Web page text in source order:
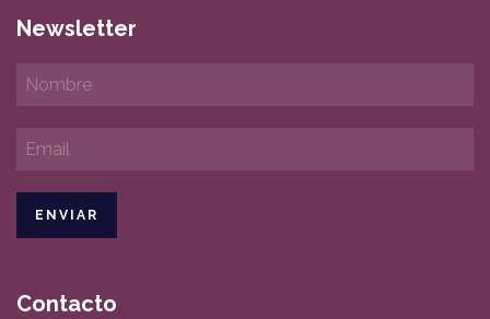
Newsletter
Contacto